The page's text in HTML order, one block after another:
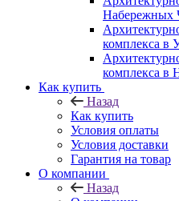
Набережных
комплекса в
комплекса в
Как купить
Назад
Как купить
Условия оплаты
Условия доставки
Гарантия на товар
О компании
Назад